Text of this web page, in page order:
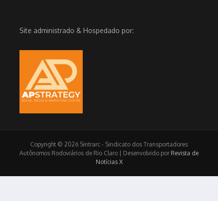
Site administrado & Hospedado por:
Copyright © 2026 Sintrarc - Sindicato dos Transportadores
Autônomos Rodoviários de Rio Claro | Desenvolvido por Revista de
Notícias X